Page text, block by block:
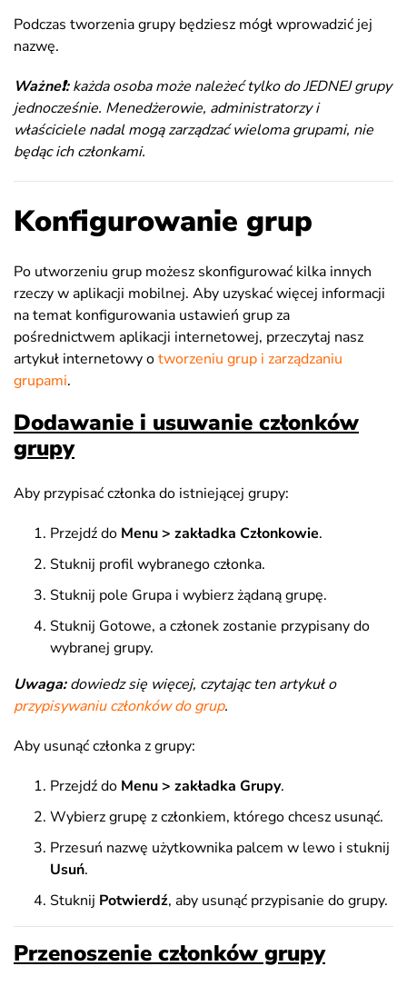
Podczas tworzenia grupy będziesz mógł wprowadzić jej
nazwę.
Ważne❗️:każda osoba może należeć tylko do JEDNEJ grupy
jednocześnie. Menedżerowie, administratorzy i
właściciele nadal mogą zarządzać wieloma grupami, nie
będąc ich członkami.
Konfigurowanie grup
Po utworzeniu grup możesz skonfigurować kilka innych
rzeczy w aplikacji mobilnej. Aby uzyskać więcej informacji
na temat konfigurowania ustawień grup za
pośrednictwem aplikacji internetowej, przeczytaj nasz
artykuł internetowy otworzeniu grup i zarządzaniu
grupami.
Dodawanie i usuwanie członków
grupy
Aby przypisać członka do istniejącej grupy:
Przejdź do Menu > zakładka Członkowie.
Stuknij profil wybranego członka.
Stuknij pole Grupa i wybierz żądaną grupę.
Stuknij Gotowe, a członek zostanie przypisany do
wybranej grupy.
Uwaga:dowiedz się więcej, czytając ten artykuł o
przypisywaniu członków do grup.
Aby usunąć członka z grupy:
Przejdź do Menu > zakładka Grupy.
Wybierz grupę z członkiem, którego chcesz usunąć.
Przesuń nazwę użytkownika palcem w lewo i stuknij
Usuń.
Stuknij Potwierdź, aby usunąć przypisanie do grupy.
Przenoszenie członków grupy